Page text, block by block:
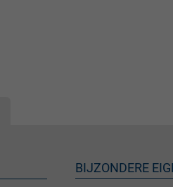
BIJZONDERE